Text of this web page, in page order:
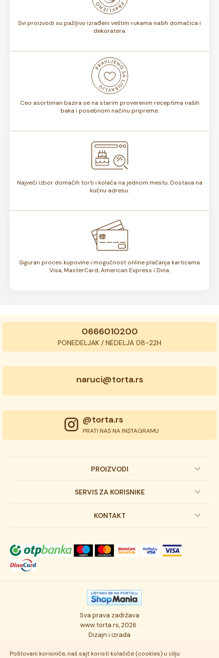
Svi proizvodi su pažljivo izrađeni veštim rukama naših domaćica i
dekoratera.
Ceo asortiman bazira se na starim proverenim receptima naših
baka i posebnom načinu pripreme.
Najveći izbor domaćih torti i kolača na jednom mestu. Dostava na
kućnu adresu.
Siguran proces kupovine i mogućnost online plaćanja karticama
Visa, MasterCard, American Express i Dina.
Poštovani korisniče, naš sajt koristi kolačiće (cookies) u cilju
0666010200
PONEDELJAK / NEDELJA 08-22H
naruci@torta.rs
@torta.rs
PRATI NAS NA INSTAGRAMU
PROIZVODI
Dečije torte
Svadbene torte
Torta klasici
Osmisli tortu
Ukusi torti
SERVIS ZA KORISNIKE
Prijava na newsletter
Dostava robe
Autorska prava
Politika privatnosti
Najčešće postavljana pitanja
KONTAKT
Novosti
Posao
Kontakt
Sva prava zadržava
www.torta.rs, 2026 ·
Dizajn i izrada